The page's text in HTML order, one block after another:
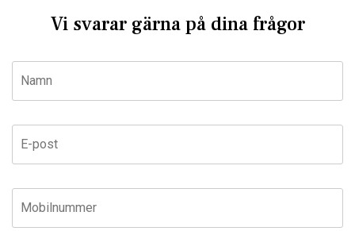
Vi svarar gärna på dina frågor